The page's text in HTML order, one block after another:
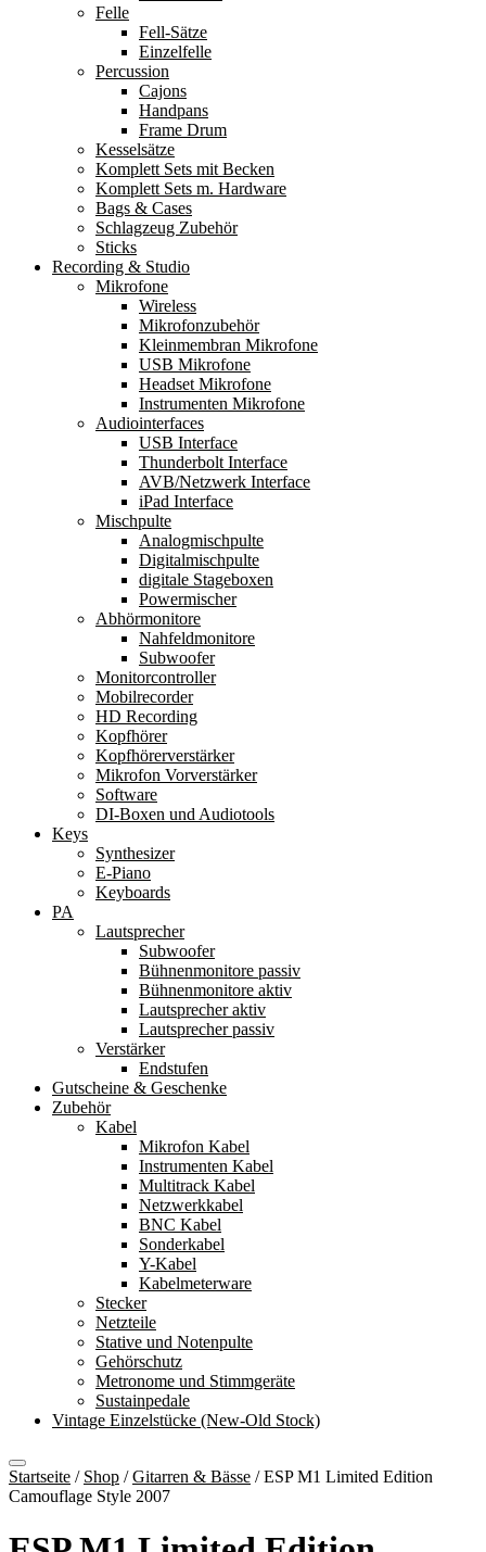
Felle
Fell-Sätze
Einzelfelle
Percussion
Cajons
Handpans
Frame Drum
Kesselsätze
Komplett Sets mit Becken
Komplett Sets m. Hardware
Bags & Cases
Schlagzeug Zubehör
Sticks
Recording & Studio
Mikrofone
Wireless
Mikrofonzubehör
Kleinmembran Mikrofone
USB Mikrofone
Headset Mikrofone
Instrumenten Mikrofone
Audiointerfaces
USB Interface
Thunderbolt Interface
AVB/Netzwerk Interface
iPad Interface
Mischpulte
Analogmischpulte
Digitalmischpulte
digitale Stageboxen
Powermischer
Abhörmonitore
Nahfeldmonitore
Subwoofer
Monitorcontroller
Mobilrecorder
HD Recording
Kopfhörer
Kopfhörerverstärker
Mikrofon Vorverstärker
Software
DI-Boxen und Audiotools
Keys
Synthesizer
E-Piano
Keyboards
PA
Lautsprecher
Subwoofer
Bühnenmonitore passiv
Bühnenmonitore aktiv
Lautsprecher aktiv
Lautsprecher passiv
Verstärker
Endstufen
Gutscheine & Geschenke
Zubehör
Kabel
Mikrofon Kabel
Instrumenten Kabel
Multitrack Kabel
Netzwerkkabel
BNC Kabel
Sonderkabel
Y-Kabel
Kabelmeterware
Stecker
Netzteile
Stative und Notenpulte
Gehörschutz
Metronome und Stimmgeräte
Sustainpedale
Vintage Einzelstücke (New-Old Stock)
Startseite / Shop /Gitarren & Bässe /ESP M1 Limited Edition
Camouflage Style 2007